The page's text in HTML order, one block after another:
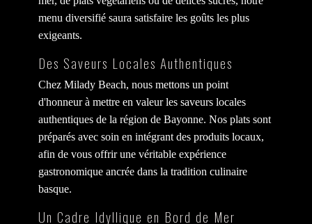
menu diversifié saura satisfaire les goûts les plus
exigeants.
Des Saveurs Locales Authentiques
Chez Milady Beach, nous mettons un point
d'honneur à mettre en valeur les saveurs locales
authentiques de la région de Bayonne. Nos plats sont
préparés avec soin en intégrant des produits locaux,
afin de vous offrir une véritable expérience
gastronomique ancrée dans la tradition culinaire
basque.
Un Cadre Idyllique en Bord de Mer